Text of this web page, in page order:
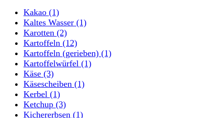
Kakao (1)
Kaltes Wasser (1)
Karotten (2)
Kartoffeln (12)
Kartoffeln (gerieben) (1)
Kartoffelwürfel (1)
Käse (3)
Käsescheiben (1)
Kerbel (1)
Ketchup (3)
Kichererbsen (1)